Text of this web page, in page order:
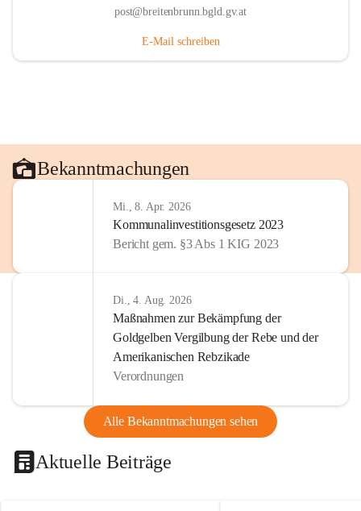
post@breitenbrunn.bgld.gv.at
E-Mail schreiben
Bekanntmachungen
Mi., 8. Apr. 2026
Kommunalinvestitionsgesetz 2023
Bericht gem. §3 Abs 1 KIG 2023
Di., 4. Aug. 2026
Maßnahmen zur Bekämpfung der
Goldgelben Vergilbung der Rebe und der
Amerikanischen Rebzikade
Verordnungen
Alle Bekanntmachungen sehen
Aktuelle Beiträge